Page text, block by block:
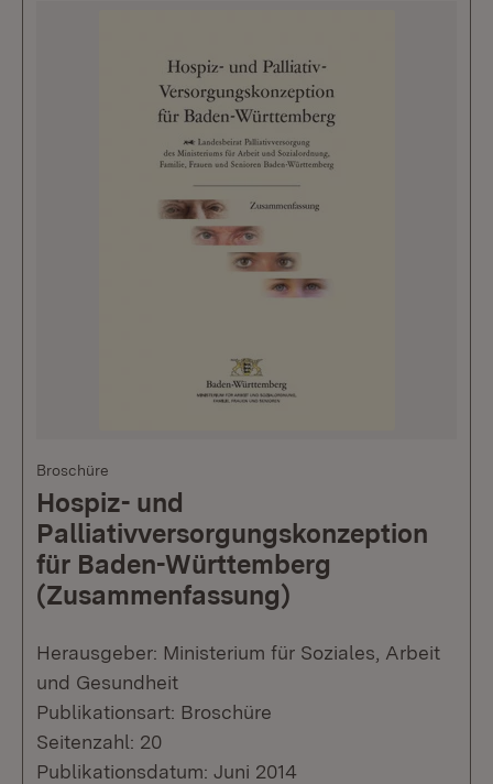
Broschüre
Hospiz- und
Palliativversorgungskonzeption
für Baden-Württemberg
(Zusammenfassung)
Herausgeber: Ministerium für Soziales, Arbeit
und Gesundheit
Publikationsart: Broschüre
Seitenzahl: 20
Publikationsdatum: Juni 2014